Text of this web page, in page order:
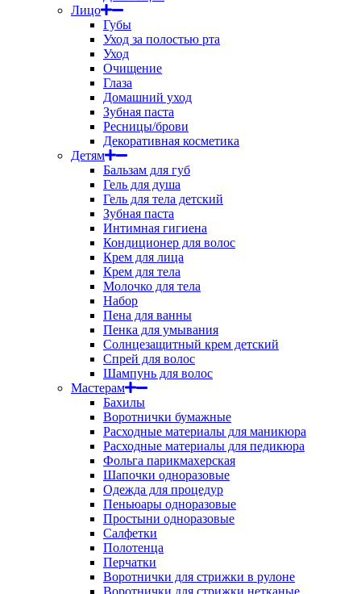
Лицо
Губы
Уход за полостью рта
Уход
Очищение
Глаза
Домашний уход
Зубная паста
Ресницы/брови
Декоративная косметика
Детям
Бальзам для губ
Гель для душа
Гель для тела детский
Зубная паста
Интимная гигиена
Кондиционер для волос
Крем для лица
Крем для тела
Молочко для тела
Набор
Пена для ванны
Пенка для умывания
Солнцезащитный крем детский
Спрей для волос
Шампунь для волос
Мастерам
Бахилы
Воротнички бумажные
Расходные материалы для маникюра
Расходные материалы для педикюра
Фольга парикмахерская
Шапочки одноразовые
Одежда для процедур
Пеньюары одноразовые
Простыни одноразовые
Салфетки
Полотенца
Перчатки
Воротнички для стрижки в рулоне
Воротнички для стрижки нетканые